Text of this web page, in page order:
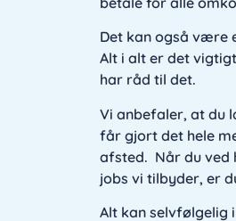
Det kan også være
Alt i alt er det
har råd til det.
Vi anbefaler, at du
får gjort det hele
afsted. Når du ved
jobs vi tilbyder, er
Alt kan selvfølgelig